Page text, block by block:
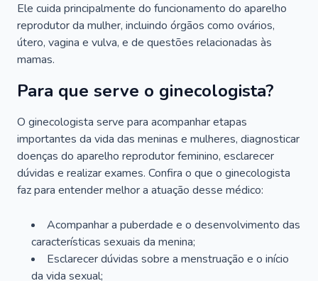
Ele cuida principalmente do funcionamento do aparelho
reprodutor da mulher, incluindo órgãos como ovários,
útero, vagina e vulva, e de questões relacionadas às
mamas.
Para que serve o ginecologista?
O ginecologista serve para acompanhar etapas
importantes da vida das meninas e mulheres, diagnosticar
doenças do aparelho reprodutor feminino, esclarecer
dúvidas e realizar exames. Confira o que o ginecologista
faz para entender melhor a atuação desse médico:
Acompanhar a puberdade e o desenvolvimento das
características sexuais da menina;
Esclarecer dúvidas sobre a menstruação e o início
da vida sexual;